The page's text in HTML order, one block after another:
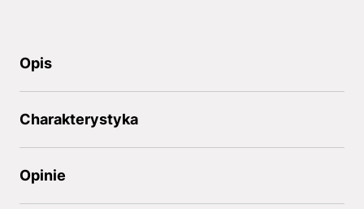
Opis
Charakterystyka
Opinie